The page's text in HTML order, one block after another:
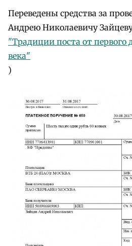
Переведены средства за
Андрею Николаевичу
"Традиции поста от первого
века"
)